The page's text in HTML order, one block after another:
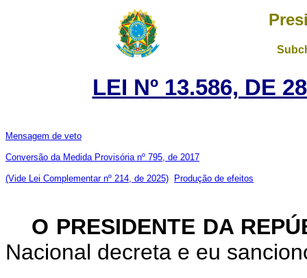
LEI Nº 13.586, DE
Mensagem de veto
Conversão da Medida Provisória nº 795, de 2017
(Vide Lei Complementar nº 214, de 2025) Produção de efeitos
O PRESIDENTE DA
Nacional decreta e eu